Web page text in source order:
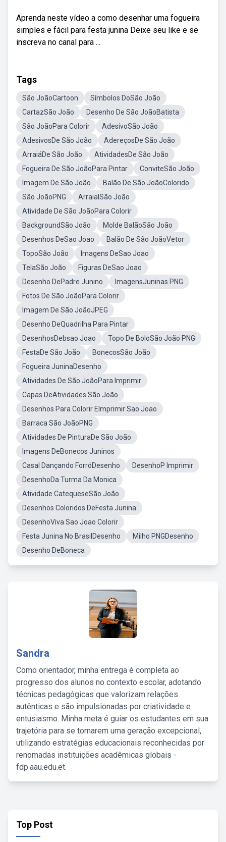
Aprenda neste vídeo a como desenhar uma fogueira
simples e fácil para festa junina Deixe seu like e se
inscreva no canal para ...
Tags
São JoãoCartoon
Símbolos DoSão João
CartazSão João
Desenho De São JoãoBatista
São JoãoPara Colorir
AdesivoSão João
AdesivosDe São João
AdereçosDe São João
ArraiáDe São João
AtividadesDe São João
Fogueira De São JoãoPara Pintar
ConviteSão João
Imagem De São João
Balão De São JoãoColorido
São JoãoPNG
ArraialSão João
Atividade De São JoãoPara Colorir
BackgroundSão João
Molde BalãoSão João
Desenhos DeSao Joao
Balão De São JoãoVetor
TopoSão João
Imagens DeSao Joao
TelaSão João
Figuras DeSao Joao
Desenho DePadre Junino
ImagensJuninas PNG
Fotos De São JoãoPara Colorir
Imagem De São JoãoJPEG
Desenho DeQuadrilha Para Pintar
DesenhosDebsao Joao
Topo De BoloSão João PNG
FestaDe São João
BonecosSão João
Fogueira JuninaDesenho
Atividades De São JoãoPara Imprimir
Capas DeAtividades São João
Desenhos Para Colorir EImprimir Sao Joao
Barraca São JoãoPNG
Atividades De PinturaDe São João
Imagens DeBonecos Juninos
Casal Dançando ForróDesenho
DesenhoP Imprimir
DesenhoDa Turma Da Monica
Atividade CatequeseSão João
Desenhos Coloridos DeFesta Junina
DesenhoViva Sao Joao Colorir
Festa Junina No BrasilDesenho
Milho PNGDesenho
Desenho DeBoneca
Sandra
Como orientador, minha entrega é completa ao
progresso dos alunos no contexto escolar, adotando
técnicas pedagógicas que valorizam relações
autênticas e são impulsionadas por criatividade e
entusiasmo. Minha meta é guiar os estudantes em sua
trajetória para se tornarem uma geração excepcional,
utilizando estratégias educacionais reconhecidas por
renomadas instituições acadêmicas globais -
fdp.aau.edu.et.
Top Post